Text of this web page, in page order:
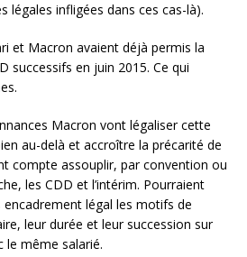
légales infligées dans ces cas-là).
et Macron avaient déjà permis la
successifs en juin 2015. Ce qui
Macron vont légaliser cette
au-delà et accroître la précarité de
compte assouplir, par convention ou
les CDD et l’intérim. Pourraient
légal les motifs de
leur durée et leur succession sur
le même salarié.